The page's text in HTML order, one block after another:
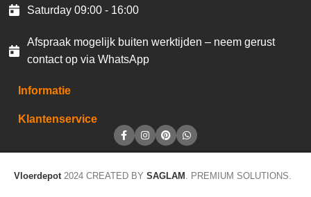
Saturday 09:00 - 16:00
Afspraak mogelijk buiten werktijden – neem gerust
contact op via WhatsApp
Informatie
Klantenservice
Vloerdepot 2024 CREATED BY SAGLAM . PREMIUM SOLUTIONS.